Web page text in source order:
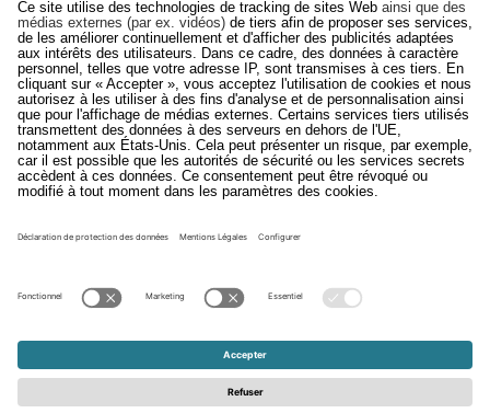
Contact
EDI
Mentions légales
Système d'alerte
CGV
Déclaration de confidentialité